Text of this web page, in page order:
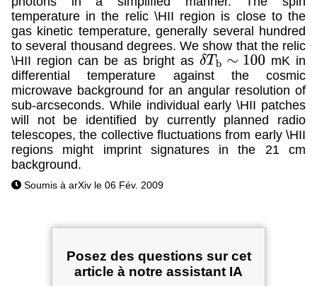
temperature in the relic \HII region is close to the
gas kinetic temperature, generally several hundred
to several thousand degrees. We show that the relic
\HII region can be as bright as δT b∼100
mK in
differential temperature against the cosmic
microwave background for an angular resolution of
sub-arcseconds. While individual early \HII patches
will not be identified by currently planned radio
telescopes, the collective fluctuations from early \HII
regions might imprint signatures in the 21 cm
background.
Soumis à arXiv le 06 Fév. 2009
Posez des questions sur cet
article à notre assistant IA